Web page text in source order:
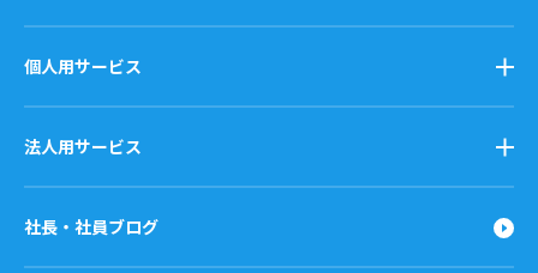
個人用サービス
法人用サービス
社長・社員ブログ